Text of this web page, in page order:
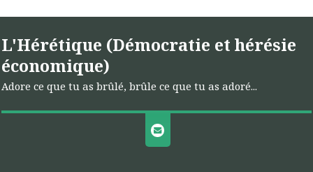
L'Hérétique (Démocratie et hérésie
économique)
Adore ce que tu as brûlé, brûle ce que tu as adoré...